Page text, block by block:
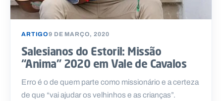
ARTIGO9 DE MARÇO, 2020
Salesianos do Estoril: Missão
“Anima” 2020 em Vale de Cavalos
Erro é o de quem parte como missionário e a certeza
de que “vai ajudar os velhinhos e as crianças”.